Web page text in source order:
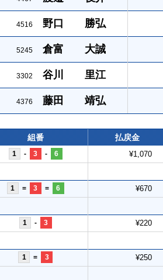
4516 野口 勝弘
5245 倉富 大誠
3302 谷川 里江
4376 藤田 靖弘
組番 払戻金
1 - 3 - 6 ¥1,070
1 = 3 = 6 ¥670
1 - 3 ¥220
1 = 3 ¥250